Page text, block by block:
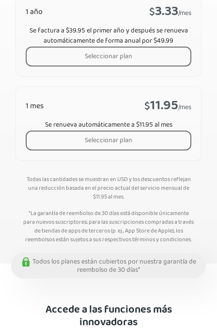
1 mes $11.95/mes
Se renueva automáticamente a $11.95 al mes
Seleccionar plan
1 año $3.33/mes
Se factura a $39.95 el primer año y después se renueva
automáticamente de forma anual por $49.99
Seleccionar plan
Todas las cantidades se muestran en USD y los descuentos reflejan
una reducción basada en el precio actual del servicio mensual de
$11.95al mes.
*La garantía de reembolso de 30 días está disponible únicamente
para nuevos suscriptores; para las suscripciones compradas a través
de tiendas de apps de terceros (p. ej., App Store de Apple), los
reembolsos están sujetos a sus respectivos términos y condiciones.
Todos los planes están cubiertos por nuestra garantía de
reembolso de 30 días*
Accede a las funciones más
innovadoras